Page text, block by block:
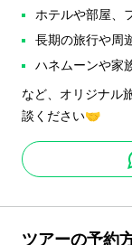
ホテルや部屋、
長期の旅行や周
ハネムーンや家
など、オリジナル
談ください🤝
ツアーの予約